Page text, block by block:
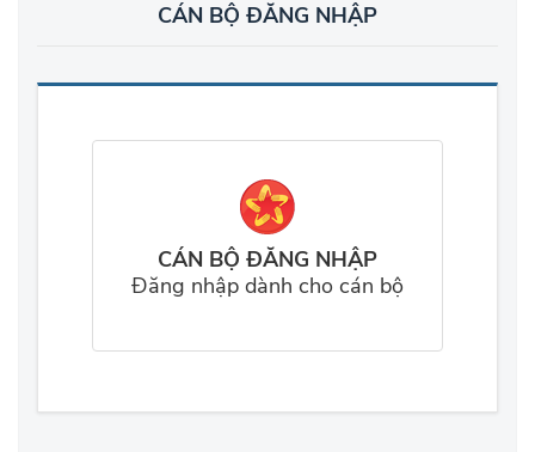
CÁN BỘ ĐĂNG NHẬP
CÁN BỘ ĐĂNG NHẬP
Đăng nhập dành cho cán bộ